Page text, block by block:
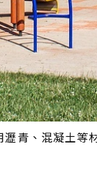
青、混凝土